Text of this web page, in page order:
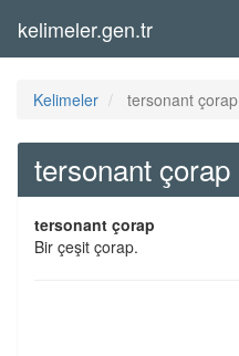
kelimeler.gen.tr
Kelimeler tersonant çorap
tersonant çorap
tersonant çorap
Bir çeşit çorap.